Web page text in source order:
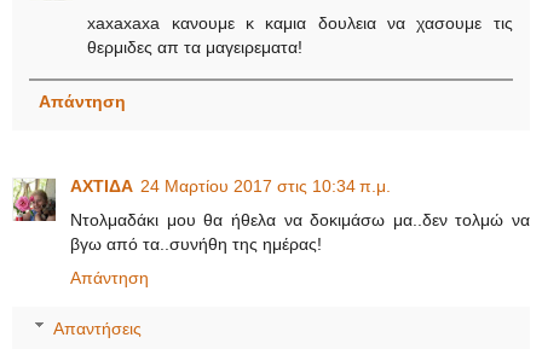
xaxaxaxa κανουμε κ καμια δουλεια να χασουμε τις
θερμιδες απ τα μαγειρεματα!
Απάντηση
ΑΧΤΙΔΑ 24 Μαρτίου 2017 στις 10:34 π.μ.
Ντολμαδάκι μου θα ήθελα να δοκιμάσω μα..δεν τολμώ να
βγω από τα..συνήθη της ημέρας!
Απάντηση
Απαντήσεις